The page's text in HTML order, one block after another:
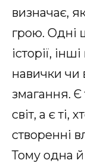
визначає,
грою. Одні
історії,
навички чи
змагання. Є
світ, а є ті,
створенні
Тому одна